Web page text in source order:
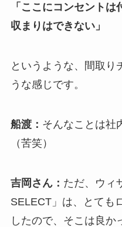
「ここにコンセント
収まりはできない」
というような、間取り
うな感じです。
船渡： そんなことは社
（苦笑）
吉岡さん： ただ、ウィ
SELECT」は、とても
したので、そこは良か